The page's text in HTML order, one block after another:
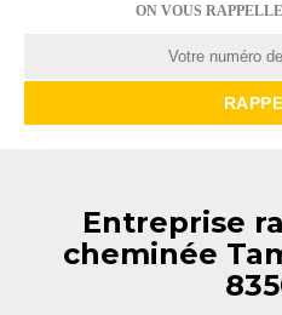
ON VOUS
Entreprise
cheminée